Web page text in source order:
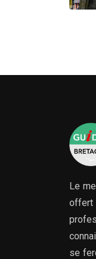
Le
se